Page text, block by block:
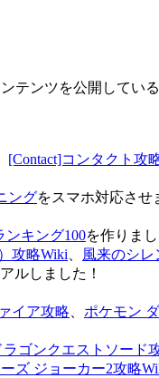
テンツを公開している
[Contact]コンタクト攻
ングをスマホ対応させ
ンキング100を作りまし
攻略Wiki 風来のシレ
ルしました！
イア攻略
ポケモン
ラゴンクエストソード
ズ ジョーカー2攻略